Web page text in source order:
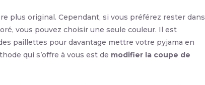
plus original. Cependant, si vous préférez rester dans
vous pouvez choisir une seule couleur. Il est
paillettes pour davantage mettre votre pyjama en
qui s’offre à vous est de modifier la coupe de